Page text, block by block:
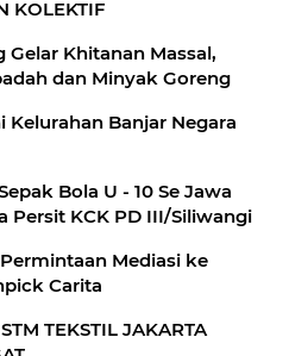
KOLEKTIF
Khitanan Massal,
dan Minyak Goreng
Kelurahan Banjar Negara
Bola U - 10 Se Jawa
Persit KCK PD III/Siliwangi
Mediasi ke
Carita
TEKSTIL JAKARTA